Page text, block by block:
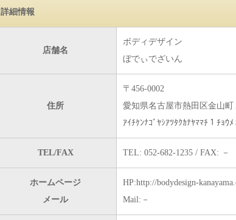
詳細情報
店舗名
ボディデザイン
ぼでぃでざいん
住所
〒456-0002
愛知県名古屋市熱田区金山町
ｱｲﾁｹﾝﾅｺﾞﾔｼｱﾂﾀｸｶﾅﾔﾏﾏﾁ１ﾁｮｳﾒ
TEL/FAX TEL: 052-682-1235 / FAX: －
ホームページ
メール
HP:http://bodydesign-
Mail:－